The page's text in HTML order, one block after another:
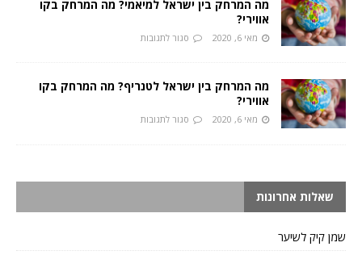
מה המרחק בין ישראל למיאמי? מה המרחק בקו
אווירי?
מאי 6, 2020 סגור לתגובות
מה המרחק בין ישראל לטנריף? מה המרחק בקו
אווירי?
מאי 6, 2020 סגור לתגובות
שאלות אחרונות
שמן קיק לשיער